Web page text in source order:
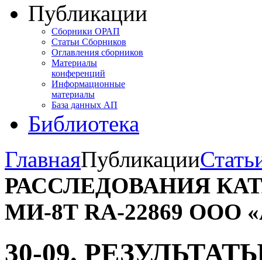
Публикации
Сборники ОРАП
Статьи Сборников
Оглавления сборников
Материалы
конференций
Информационные
материалы
База данных АП
Библиотека
ГлавнаяПубликации
РАССЛЕДОВАНИЯ
МИ-8Т RA-22869 ООО
30-09.